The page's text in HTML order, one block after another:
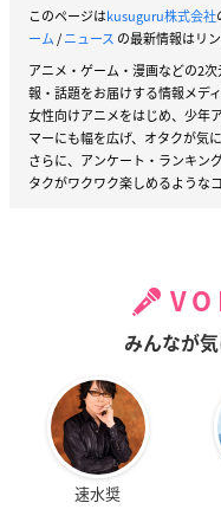
このページはkusuguru株式会社
ーム/ニュース の最新情報はリ
アニメ・ゲーム・漫画などの2
報・話題をお届けする情報メデ
女性向けアニメをはじめ、少年
マーにも幅を広げ、オタクが気
さらに、アンケート・ランキン
タクがワクワク楽しめるような
みんなが
速水奨